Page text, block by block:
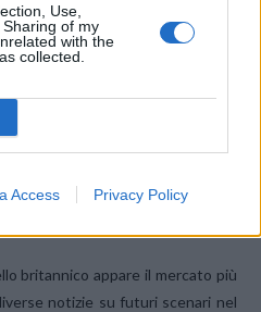
Use,
of my
with the
collected.
Access Privacy Policy
LA SOCIETÀ
UK
e Vodafone è pienamente
hoc, Cornerstone, infatti è ora
100 siti già realizzati o in via di
IN ARRIVO UN
britannico appare il mercato più
notizie su futuri scenari nel